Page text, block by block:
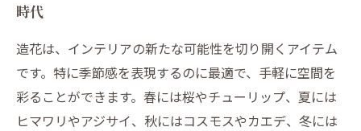
花の活用法
あなたの生活空間を華やかに！造花で彩る四季
のインテリア術
時代
造花は、インテリアの新たな可能性を切り開くアイテム
です。特に季節感を表現するのに最適で、手軽に空間を
彩ることができます。春には桜やチューリップ、夏には
ヒマワリやアジサイ、秋にはコスモスやカエデ、冬には